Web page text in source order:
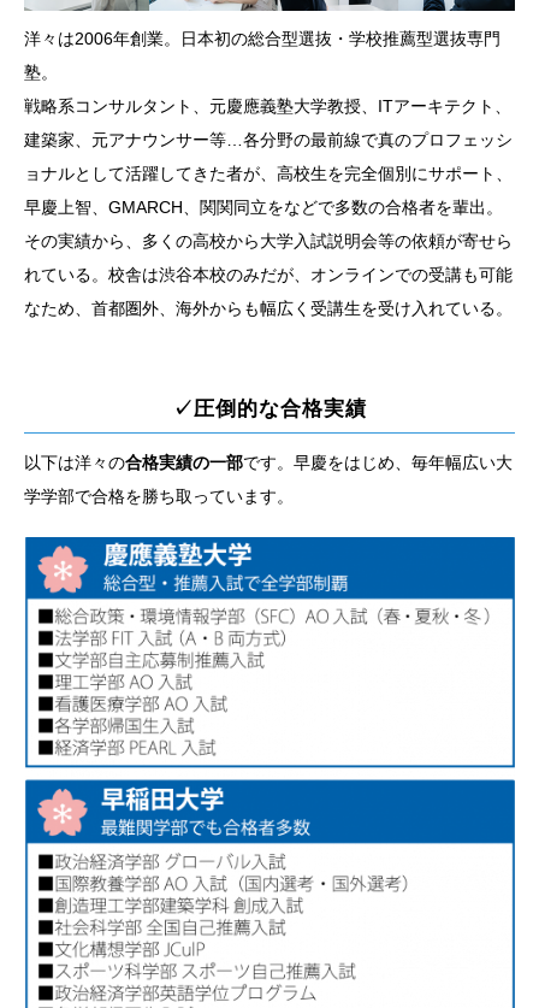
洋々は2006年創業。日本初の総合型選抜・学校推薦型選抜専門
塾。
戦略系コンサルタント、元慶應義塾大学教授、ITアーキテクト、
建築家、元アナウンサー等…各分野の最前線で真のプロフェッシ
ョナルとして活躍してきた者が、高校生を完全個別にサポート、
早慶上智、GMARCH、関関同立をなどで多数の合格者を輩出。
その実績から、多くの高校から大学入試説明会等の依頼が寄せら
れている。校舎は渋谷本校のみだが、オンラインでの受講も可能
なため、首都圏外、海外からも幅広く受講生を受け入れている。
✓圧倒的な合格実績
以下は洋々の合格実績の一部です。早慶をはじめ、毎年幅広い大
学学部で合格を勝ち取っています。